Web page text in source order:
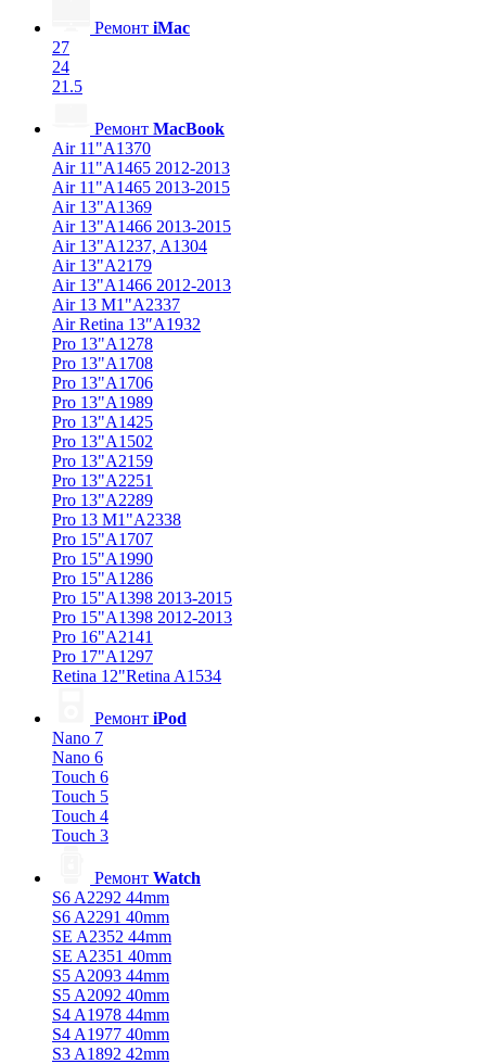
Ремонт iMac
27
24
21.5
Ремонт MacBook
Air 11"A1370
Air 11"A1465 2012-2013
Air 11"A1465 2013-2015
Air 13"A1369
Air 13"A1466 2013-2015
Air 13"A1237, A1304
Air 13"A2179
Air 13"A1466 2012-2013
Air 13 M1"A2337
Air Retina 13″A1932
Pro 13"A1278
Pro 13"A1708
Pro 13"A1706
Pro 13"A1989
Pro 13"A1425
Pro 13"A1502
Pro 13"A2159
Pro 13"A2251
Pro 13"A2289
Pro 13 M1"A2338
Pro 15"A1707
Pro 15"A1990
Pro 15"A1286
Pro 15"A1398 2013-2015
Pro 15"A1398 2012-2013
Pro 16"A2141
Pro 17"A1297
Retina 12"Retina A1534
Ремонт iPod
Nano 7
Nano 6
Touch 6
Touch 5
Touch 4
Touch 3
Ремонт Watch
S6 A2292 44mm
S6 A2291 40mm
SE A2352 44mm
SE A2351 40mm
S5 A2093 44mm
S5 A2092 40mm
S4 A1978 44mm
S4 A1977 40mm
S3 A1892 42mm